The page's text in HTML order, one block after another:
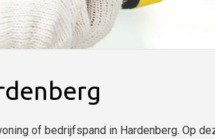
of bedrijfspand in Hardenberg. Op